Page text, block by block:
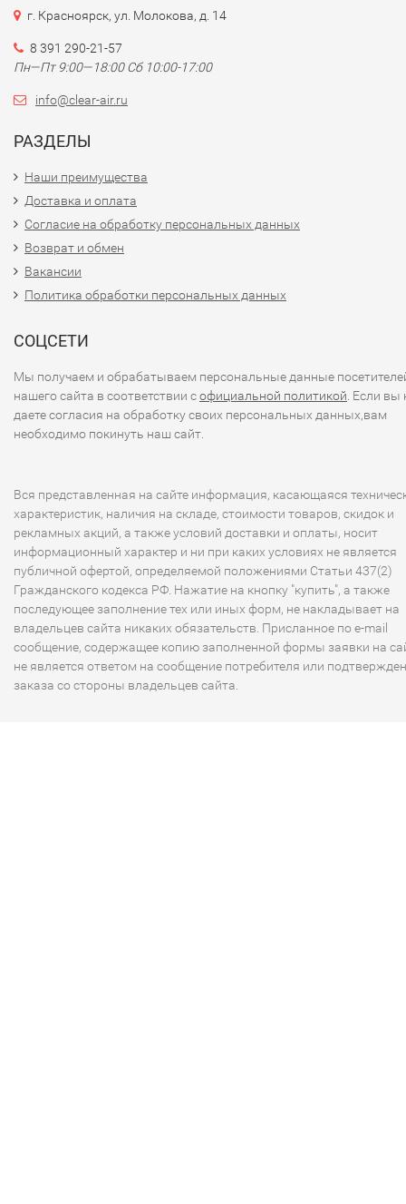
г. Красноярск, ул. Молокова, д. 14
8 391 290-21-57
Пн—Пт 9:00—18:00 Сб 10:00-17:00
info@clear-air.ru
РАЗДЕЛЫ
Наши преимущества
Доставка и оплата
Согласие на обработку персональных данных
Возврат и обмен
Вакансии
Политика обработки персональных данных
СОЦСЕТИ
Мы получаем и обрабатываем персональные данные
нашего сайта в соответствии софициальной политикой . Если вы
даете согласия на обработку своих персональных данных,вам
необходимо покинуть наш сайт.
Вся представленная на сайте информация, касающаяся
характеристик, наличия на складе, стоимости товаров, скидок и
рекламных акций, а также условий доставки и оплаты, носит
информационный характер и ни при каких условиях не является
публичной офертой, определяемой положениями Статьи 437(2)
Гражданского кодекса РФ. Нажатие на кнопку "купить", а также
последующее заполнение тех или иных форм, не накладывает на
владельцев сайта никаких обязательств. Присланное по e-mail
сообщение, содержащее копию заполненной формы заявки на
не является ответом на сообщение потребителя или
заказа со стороны владельцев сайта.